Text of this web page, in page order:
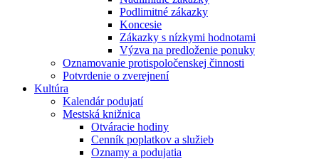
Podlimitné zákazky
Koncesie
Zákazky s nízkymi hodnotami
Výzva na predloženie ponuky
Oznamovanie protispoločenskej činnosti
Potvrdenie o zverejnení
Kultúra
Kalendár podujatí
Mestská knižnica
Otváracie hodiny
Cenník poplatkov a služieb
Oznamy a podujatia